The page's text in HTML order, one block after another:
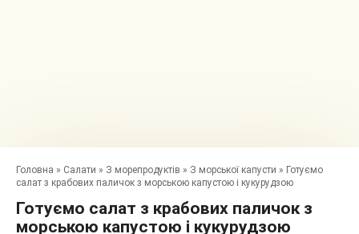
Головна » Салати » З морепродуктів » З морської капусти » Готуємо
салат з крабових паличок з морською капустою і кукурудзою
Готуємо салат з крабових паличок з
морською капустою і кукурудзою